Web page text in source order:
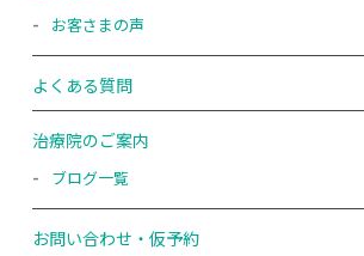
お客さまの声
よくある質問
治療院のご案内
ブログ一覧
お問い合わせ・仮予約